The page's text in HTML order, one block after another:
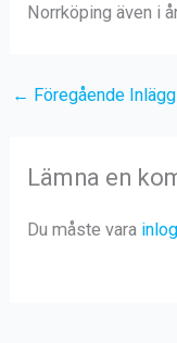
Norrköping även i
← Föregående Inlägg
Lämna en
Du måste vara